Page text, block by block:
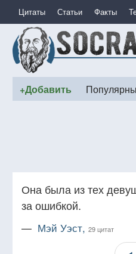
Цитаты Статьи Факты
+Добавить
Она была из тех
за ошибкой.
— Мэй Уэст, 29 цитат